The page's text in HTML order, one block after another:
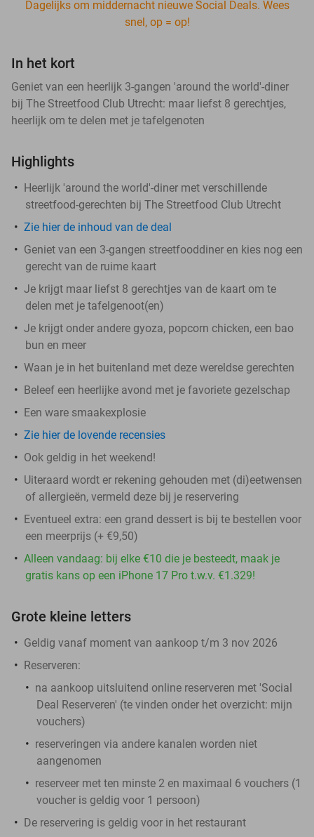
Dagelijks om middernacht nieuwe Social Deals. Wees
snel, op = op!
In het kort
Geniet van een heerlijk 3-gangen 'around the world'-diner
bij The Streetfood Club Utrecht: maar liefst 8 gerechtjes,
heerlijk om te delen met je tafelgenoten
Highlights
Heerlijk 'around the world'-diner met verschillende
streetfood-gerechten bij The Streetfood Club Utrecht
Zie hier de inhoud van de deal
Geniet van een 3-gangen streetfooddiner en kies nog een
gerecht van de ruime kaart
Je krijgt maar liefst 8 gerechtjes van de kaart om te
delen met je tafelgenoot(en)
Je krijgt onder andere gyoza, popcorn chicken, een bao
bun en meer
Waan je in het buitenland met deze wereldse gerechten
Beleef een heerlijke avond met je favoriete gezelschap
Een ware smaakexplosie
Zie hier de lovende recensies
Ook geldig in het weekend!
Uiteraard wordt er rekening gehouden met (di)eetwensen
of allergieën, vermeld deze bij je reservering
Eventueel extra: een grand dessert is bij te bestellen voor
een meerprijs (+ €9,50)
Alleen vandaag: bij elke €10 die je besteedt, maak je
gratis kans op een iPhone 17 Pro t.w.v. €1.329!
Grote kleine letters
Geldig vanaf moment van aankoop t/m 3 nov 2026
Reserveren:
na aankoop uitsluitend online reserveren met 'Social
Deal Reserveren' (te vinden onder het overzicht: mijn
vouchers)
reserveringen via andere kanalen worden niet
aangenomen
reserveer met ten minste 2 en maximaal 6 vouchers (1
voucher is geldig voor 1 persoon)
De reservering is geldig voor in het restaurant